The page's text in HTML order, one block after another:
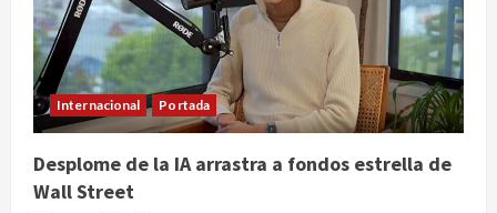
Internacional Portada
Desplome de la IA arrastra a fondos estrella de
Wall Street